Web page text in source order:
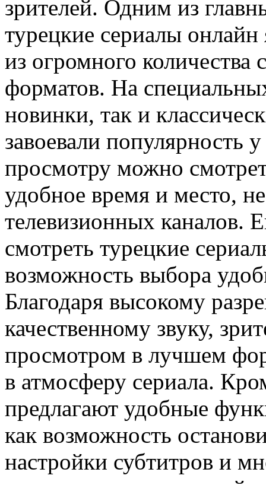
зрителей. Одним из
турецкие сериалы
из огромного
форматов. На
новинки, так и
завоевали популярность
просмотру можно
удобное время и место,
телевизионных
смотреть турецкие
возможность выбора
Благодаря высокому
качественному звуку,
просмотром в лучшем
в атмосферу сериала.
предлагают удобные
как возможность
настройки субтитров и